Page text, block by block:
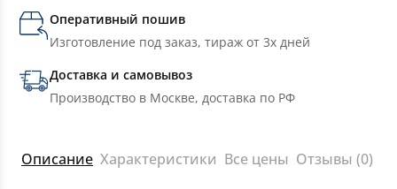
Оперативный пошив
Изготовление под заказ, тираж от 3х дней
Доставка и самовывоз
Производство в Москве, доставка по РФ
Описание Характеристики Все цены Отзывы (0)